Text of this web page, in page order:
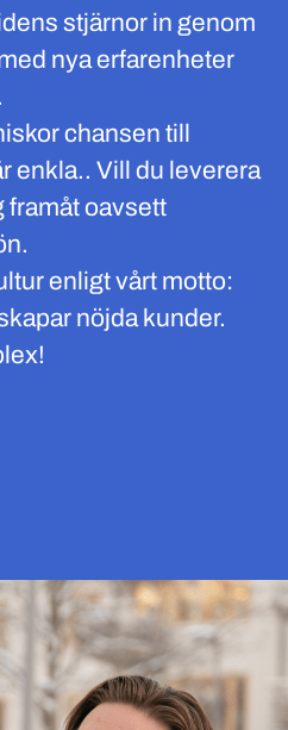
stjärnor in genom
nya erfarenheter
chansen till
enkla.. Vill du leverera
framåt oavsett
enligt vårt motto:
nöjda kunder.